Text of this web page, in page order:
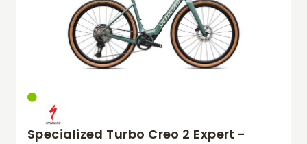
Specialized Turbo Creo 2 Expert -